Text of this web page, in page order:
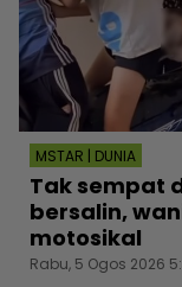
MSTAR | DUNIA
Tak sempat
bersalin,
motosikal
Rabu, 5 Ogos 2026